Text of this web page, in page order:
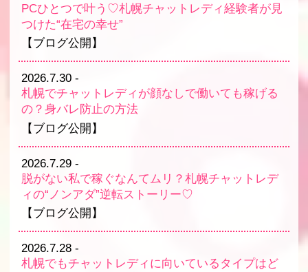
PCひとつで叶う♡札幌チャットレディ経験者が見
つけた“在宅の幸せ”
【ブログ公開】
2026.7.30-
札幌でチャットレディが顔なしで働いても稼げる
の？身バレ防止の方法
【ブログ公開】
2026.7.29-
脱がない私で稼ぐなんてムリ？札幌チャットレデ
ィの“ノンアダ”逆転ストーリー♡
【ブログ公開】
2026.7.28-
札幌でもチャットレディに向いているタイプはど